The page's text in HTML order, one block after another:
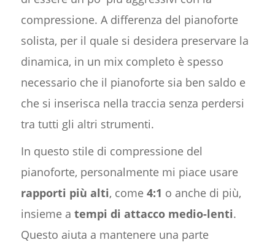
compressione. A differenza del pianoforte
solista, per il quale si desidera preservare la
dinamica, in un mix completo è spesso
necessario che il pianoforte sia ben saldo e
che si inserisca nella traccia senza perdersi
tra tutti gli altri strumenti.
In questo stile di compressione del
pianoforte, personalmente mi piace usare
rapporti più alti, come 4:1 o anche di più,
insieme a tempi di attacco medio-lenti.
Questo aiuta a mantenere una parte